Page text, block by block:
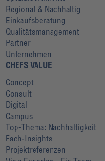
Regional & Nachhaltig
Einkaufsberatung
Qualitätsmanagement
Partner
Unternehmen
CHEFS VALUE
Concept
Consult
Digital
Campus
Top-Thema: Nachhaltigkeit
Fach-Insights
Projektreferenzen